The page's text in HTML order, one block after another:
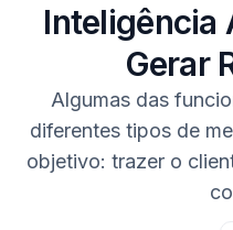
Inteligência
Gerar
Algumas das
diferentes tipos de
objetivo: trazer o